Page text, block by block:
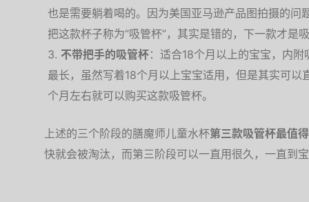
也是需要躺着喝的。因为美国亚马逊产品图拍摄的问
把这款杯子称为“吸管杯”，其实是错的，下一款才是
不带把手的吸管杯：适合18个月以上的宝宝，内
最长，虽然写着18个月以上宝宝适用，但是其实可
个月左右就可以购买这款吸管杯。
上述的三个阶段的膳魔师儿童水杯第三款吸管杯最值
快就会被淘汰，而第三阶段可以一直用很久，一直到